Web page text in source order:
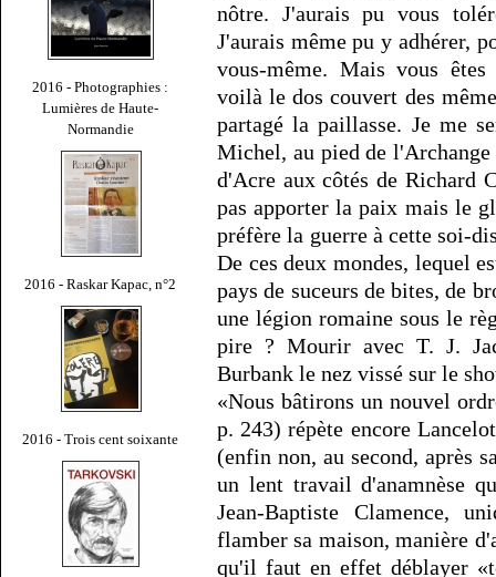
2016 - Photographies :
Lumières de Haute-
Normandie
2016 - Raskar Kapac, n°2
2016 - Trois cent soixante
nôtre. J'aurais pu vous
J'aurais même pu y adhérer,
vous-même. Mais vous
voilà le dos couvert des
partagé la paillasse. Je me
Michel, au pied de
d'Acre aux côtés de Richard
pas apporter la paix mais le
préfère la guerre à cette soi-
De ces deux mondes, lequel
pays de suceurs de bites, de
une légion romaine sous le
pire ? Mourir avec T. J.
Burbank le nez vissé sur le
«Nous bâtirons un nouvel
p. 243) répète encore
(enfin non, au second, après
un lent travail d'anamnèse
Jean-Baptiste Clamence,
flamber sa maison, manière
qu'il faut en effet déblayer